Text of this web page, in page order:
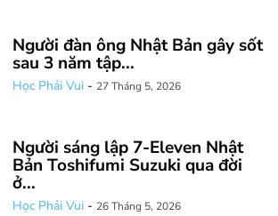
Người đàn ông Nhật Bản gây sốt
sau 3 năm tập...
Học Phải Vui - 27 Tháng 5, 2026
Người sáng lập 7-Eleven Nhật
Bản Toshifumi Suzuki qua đời
ở...
Học Phải Vui - 26 Tháng 5, 2026